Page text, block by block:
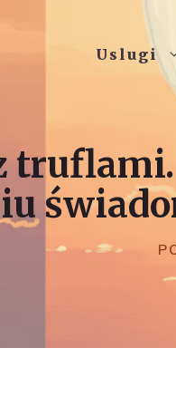
Uslugi